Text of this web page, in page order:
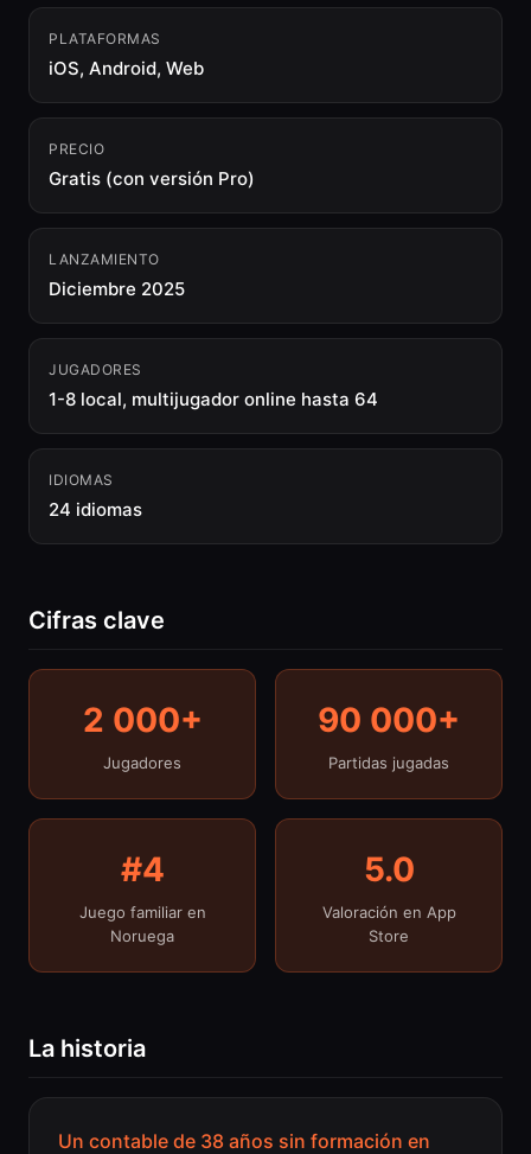
PLATAFORMAS
iOS, Android, Web
PRECIO
Gratis (con versión Pro)
LANZAMIENTO
Diciembre 2025
JUGADORES
1-8 local, multijugador online hasta 64
IDIOMAS
24 idiomas
Cifras clave
2 000+
Jugadores
90 000+
Partidas jugadas
#4
Juego familiar en
Noruega
5.0
Valoración en App
Store
La historia
Un contable de 38 años sin formación en